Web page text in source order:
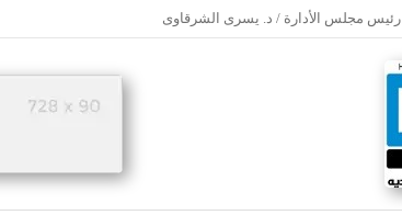
رئيس مجلس الأدارة / د. يسرى الشرقاوى